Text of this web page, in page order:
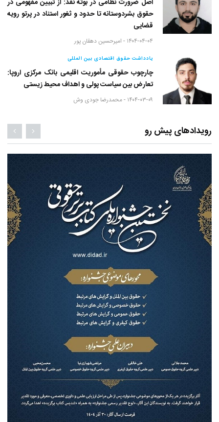
اصل ضرورت نظامی در بوته نقد: از تبیین مفهومی در
حقوق بشردوستانه تا حدود و ثغور استناد در پرتو رویه
قضایی
۱۴۰۴-۰۴-۰۴ - امیرحسین دهقان پور
یادداشت حقوق اقتصادی بین المللی
چارچوب حقوقی مأموریت اقلیمی بانک مرکزی اروپا:
تعارض بین سیاست پولی و اهداف محیط زیستی
۱۴۰۴-۰۳-۰۹ - محمدرضا جودی وش
رویدادهای پیش رو